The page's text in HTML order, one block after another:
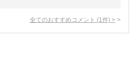
全てのおすすめコメント (1 件) >